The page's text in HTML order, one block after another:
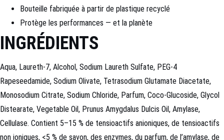
Bouteille fabriquée à partir de plastique recyclé
Protège les performances — et la planète
INGRÉDIENTS
Aqua, Laureth-7, Alcohol, Sodium Laureth Sulfate, PEG-4
Rapeseedamide, Sodium Olivate, Tetrasodium Glutamate Diacetate,
Monosodium Citrate, Sodium Chloride, Parfum, Coco-Glucoside, Glycol
Distearate, Vegetable Oil, Prunus Amygdalus Dulcis Oil, Amylase,
Cellulase. Contient 5–15 % de tensioactifs anioniques, de tensioactifs
non ioniques, <5 % de savon, des enzymes, du parfum, de l’amylase, de